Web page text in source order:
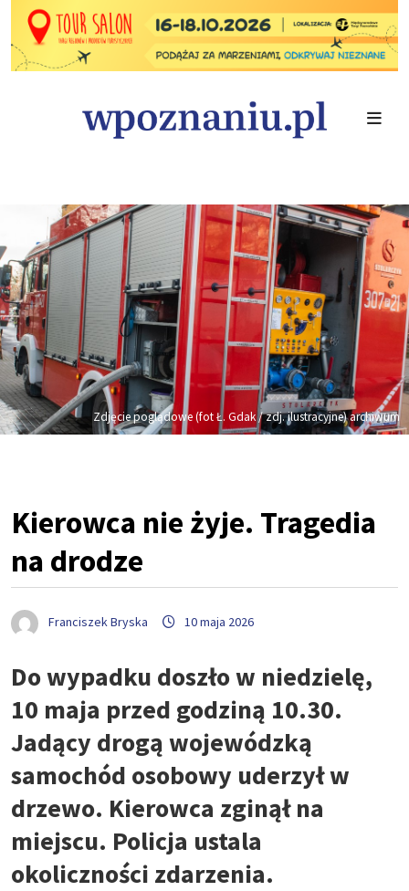
Zdjęcie poglądowe (fot Ł. Gdak / zdj. ilustracyjne) archiwum
Kierowca nie żyje. Tragedia
na drodze
Franciszek Bryska 10 maja 2026
Do wypadku doszło w niedzielę,
10 maja przed godziną 10.30.
Jadący drogą wojewódzką
samochód osobowy uderzył w
drzewo. Kierowca zginął na
miejscu. Policja ustala
okoliczności zdarzenia.